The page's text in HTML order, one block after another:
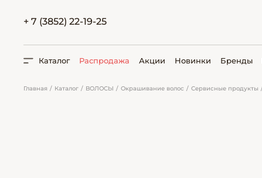
+ 7 (3852) 22-19-25
Каталог Распродажа Акции Новинки Бренды
Главная Каталог ВОЛОСЫ Окрашивание волос Сервисные продукты